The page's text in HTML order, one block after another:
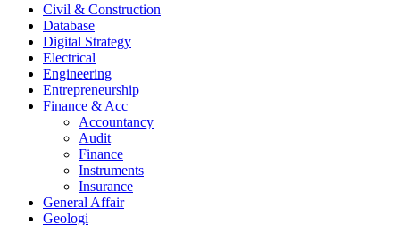
Civil & Construction
Database
Digital Strategy
Electrical
Engineering
Entrepreneurship
Finance & Acc
Accountancy
Audit
Finance
Instruments
Insurance
General Affair
Geologi